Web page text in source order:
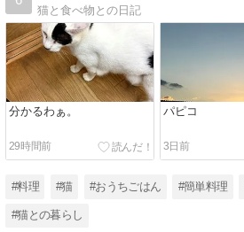
猫と食べ物との日記
分かるわぁ。
29時間前
パピコ
3日前
#料理 #猫 #おうちごはん #簡単料理
#猫との暮らし